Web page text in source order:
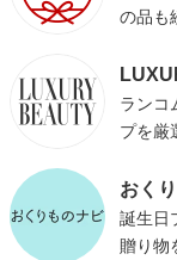
の品も
ランコ
プを厳
おく
誕生日
贈り物